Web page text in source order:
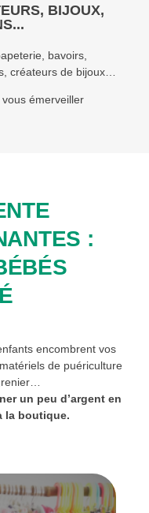
BIJOUX,
bavoirs,
créateurs de bijoux…
émerveiller
:
encombrent vos
de puériculture
un peu d’argent en
la boutique.